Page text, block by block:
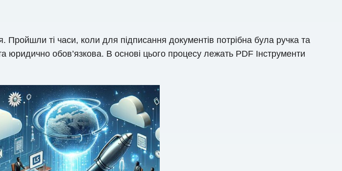
Пройшли ті часи, коли для підписання документів потрібна була ручка та
обов’язкова. В основі цього процесу лежать PDF Інструменти